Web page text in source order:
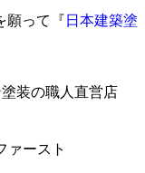
願って『 日本建築塗
装の職人直営店
ァースト